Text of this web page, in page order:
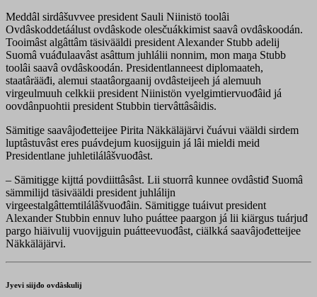
Meddâl sirdâšuvvee president Sauli Niinistö toolâi
Ovdâskoddetáálust ovdâskode olesčuákkimist saavâ ovdâskoodán.
Tooimâst algâttâm täsivääldi president Alexander Stubb adelij
Suomâ vuáđulaavâst asâttum juhlálii nonnim, mon maŋa Stubb
toolâi saavâ ovdâskoodán. Presidentlanneest diplomaateh,
staatârääđi, alemui staatâorgaanij ovdâsteijeeh já alemuuh
virgeulmuuh celkkii president Niinistön vyelgimtiervuođâid já
oovdânpuohtii president Stubbin tiervâttâsâidis.
Sämitige saavâjođetteijee Pirita Näkkäläjärvi čuávui vääldi sirdem
luptâstuvâst eres puávdejum kuosijguin já lâi mieldi meid
Presidentlane juhletilálâšvuođâst.
– Sämitigge kijttá povdiittâsâst. Lii stuorrâ kunnee ovdâstiđ Suomâ
sämmilijd täsivääldi president juhlálijn
virgeestalgâttemtilálâšvuođâin. Sämitigge tuáivut president
Alexander Stubbin ennuv luho puáttee paargon já lii kiärgus tuárjuđ
pargo hiäivulij vuovijguin puátteevuođâst, ciälkká saavâjođetteijee
Näkkäläjärvi.
Jyevi siijđo ovdâskulij